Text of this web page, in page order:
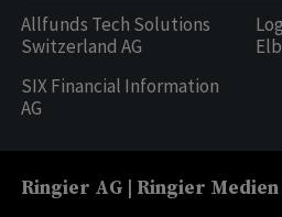
Allfunds Tech Solutions
Switzerland AG
SIX Financial Information
AG
Ringier AG | Ringier Medien